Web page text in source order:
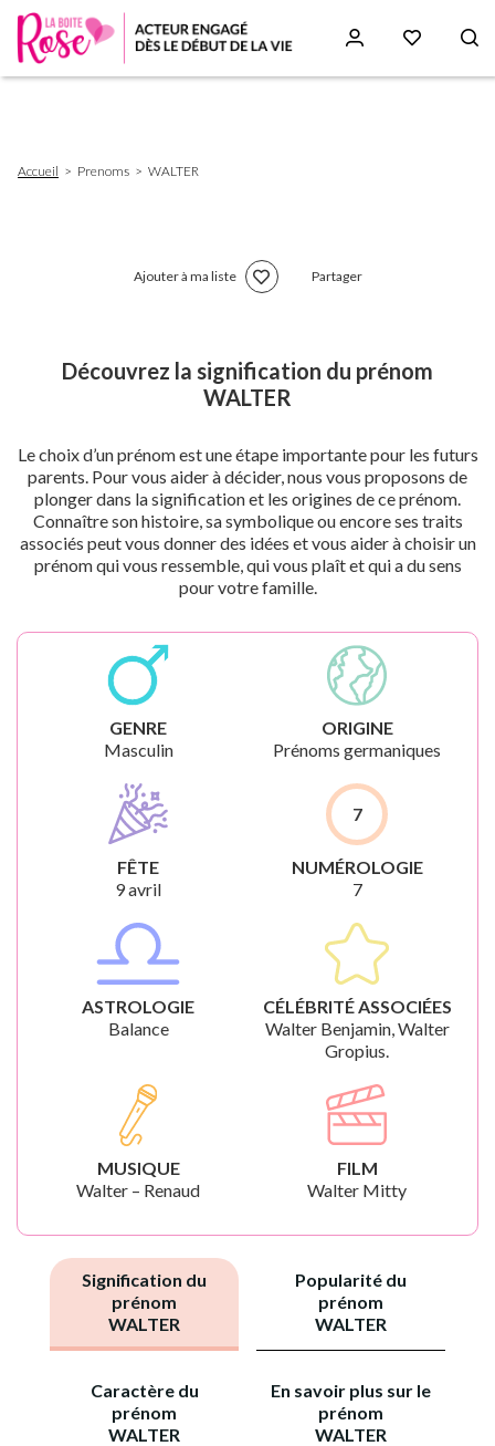
d'Ariane
Accueil Prenoms WALTER
Ajouter à ma liste Partager
Découvrez la signification du prénom
WALTER
Le choix d’un prénom est une étape importante pour les futurs
parents. Pour vous aider à décider, nous vous proposons de
plonger dans la signification et les origines de ce prénom.
Connaître son histoire, sa symbolique ou encore ses traits
associés peut vous donner des idées et vous aider à choisir un
prénom qui vous ressemble, qui vous plaît et qui a du sens
pour votre famille.
GENRE
Masculin
ORIGINE
Prénoms germaniques
FÊTE
9 avril
7
NUMÉROLOGIE
7
ASTROLOGIE
Balance
CÉLÉBRITÉ ASSOCIÉES
Walter Benjamin, Walter
Gropius.
MUSIQUE
Walter – Renaud
FILM
Walter Mitty
Signification du
prénom
WALTER
Popularité du
prénom
WALTER
Caractère du
prénom
WALTER
En savoir plus sur le
prénom
WALTER